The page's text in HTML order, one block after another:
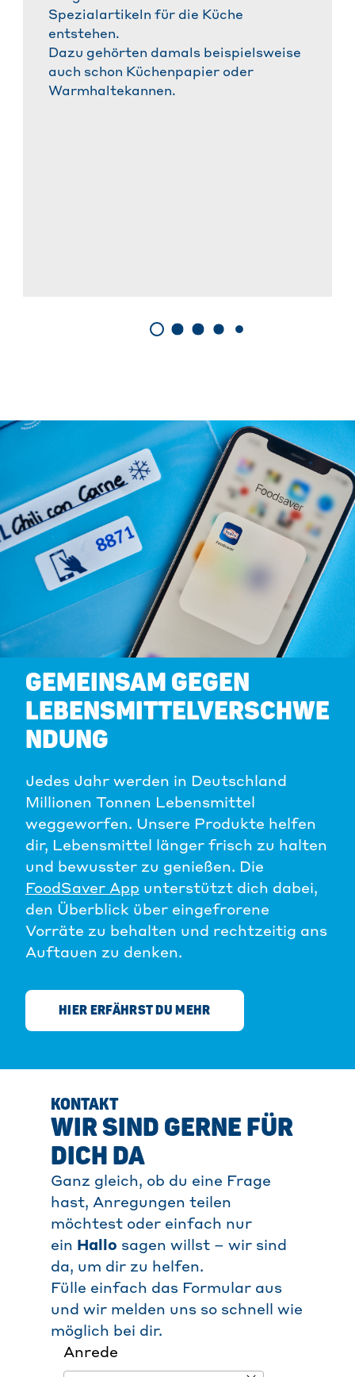
Spezialartikeln für die Küche
entstehen.
Dazu gehörten damals beispielsweise
auch schon Küchenpapier oder
Warmhaltekannen.
GEMEINSAM GEGEN
LEBENSMITTELVERSCHWE
NDUNG
Jedes Jahr werden in Deutschland
Millionen Tonnen Lebensmittel
weggeworfen. Unsere Produkte helfen
dir, Lebensmittel länger frisch zu halten
und bewusster zu genießen. Die
FoodSaver App unterstützt dich dabei,
den Überblick über eingefrorene
Vorräte zu behalten und rechtzeitig ans
Auftauen zu denken.
HIER ERFÄHRST DU MEHR
KONTAKT
WIR SIND GERNE FÜR
DICH DA
Ganz gleich, ob du eine Frage
hast, Anregungen teilen
möchtest oder einfach nur
ein Hallo sagen willst – wir sind
da, um dir zu helfen.
Fülle einfach das Formular aus
und wir melden uns so schnell wie
möglich bei dir.
Anrede